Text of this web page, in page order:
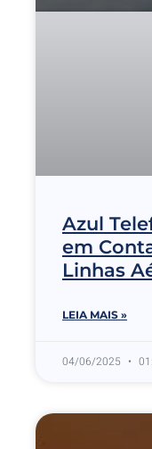
Azul
em
Linhas
LEIA MAIS »
04/06/2025